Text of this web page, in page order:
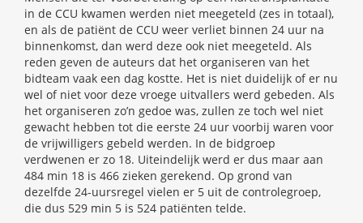
in de CCU kwamen werden niet meegeteld (zes in totaal),
en als de patiënt de CCU weer verliet binnen 24 uur na
binnenkomst, dan werd deze ook niet meegeteld. Als
reden geven de auteurs dat het organiseren van het
bidteam vaak een dag kostte. Het is niet duidelijk of er nu
wel of niet voor deze vroege uitvallers werd gebeden. Als
het organiseren zo’n gedoe was, zullen ze toch wel niet
gewacht hebben tot die eerste 24 uur voorbij waren voor
de vrijwilligers gebeld werden. In de bidgroep
verdwenen er zo 18. Uiteindelijk werd er dus maar aan
484 min 18 is 466 zieken gerekend. Op grond van
dezelfde 24-uursregel vielen er 5 uit de controlegroep,
die dus 529 min 5 is 524 patiënten telde.